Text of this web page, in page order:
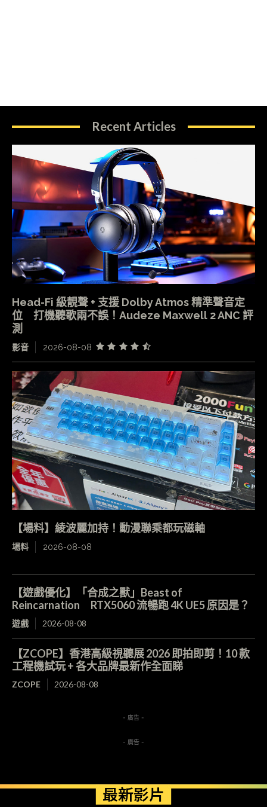
Recent Articles
Head-Fi 級靚聲 + 支援 Dolby Atmos 精準聲音定
位 打機聽歌兩不誤！Audeze Maxwell 2 ANC 評
測
影音 2026-08-08
【場料】綾波麗加持！動漫聯乘都玩磁軸
場料 2026-08-08
【遊戲優化】「合成之獸」Beast of
Reincarnation RTX5060 流暢跑 4K UE5 原因是？
遊戲 2026-08-08
【ZCOPE】香港高級視聽展 2026 即拍即剪！10 款
工程機試玩 + 各大品牌最新作全面睇
ZCOPE 2026-08-08
- 廣告 -
- 廣告 -
最新影片